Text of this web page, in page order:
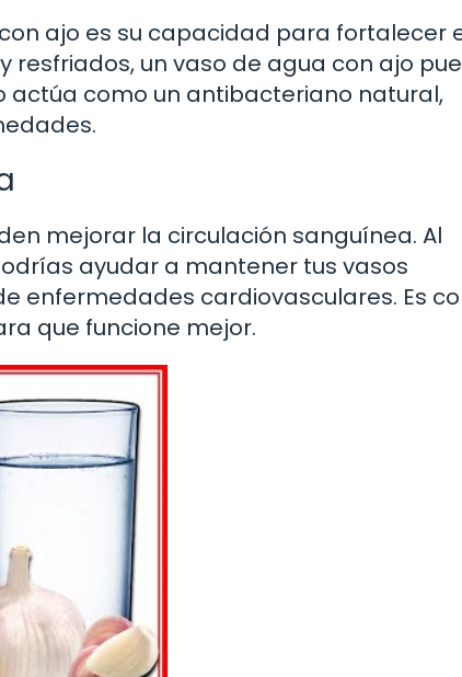
ajo es su capacidad para fortalecer
resfriados, un vaso de agua con ajo
actúa como un antibacteriano natural,
mejorar la circulación sanguínea. Al
ayudar a mantener tus vasos
enfermedades cardiovasculares. Es
que funcione mejor.